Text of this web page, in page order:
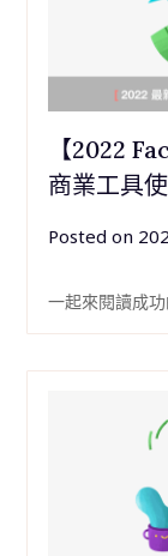
【2022
商業工具
Posted on
一起來閱讀成